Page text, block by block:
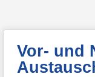
Vor- und